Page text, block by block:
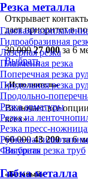
Резка металла
Газовая/
Гидроабразивная
Лазерная резка
Плазменная резка
Поперечная резка
Продольная резка
Продольно-
Резка арматуры
Резка на
Резка пресс-
Рубка на
Фигурная резка труб
Гибка металла
Открывает
дает приоритет в
30 000 27 000 за 6
Выбрать
«Исполнитель»
Включает все
всех»
60 000 43 200 за 6
Выбрать
«Базовый»